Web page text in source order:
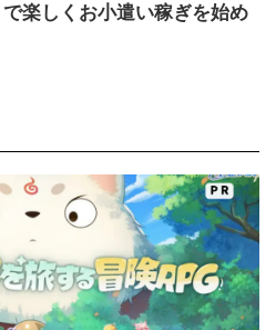
楽しくお小遣い稼ぎを始め